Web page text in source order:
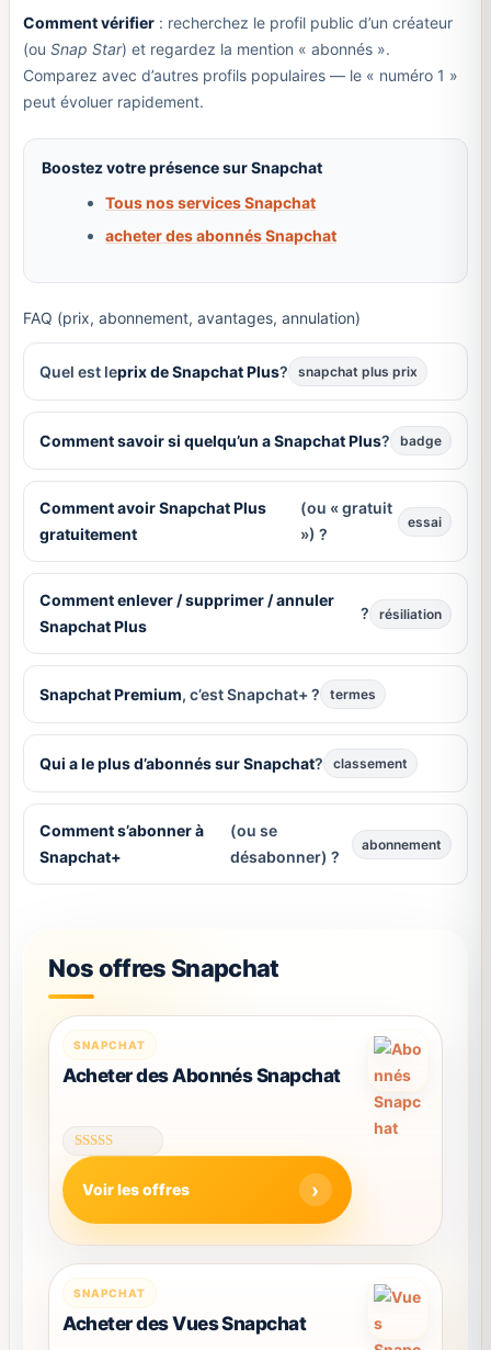
Comment vérifier: recherchez le profil public d’un créateur
(ou Snap Star) et regardez la mention « abonnés ».
Comparez avec d’autres profils populaires — le « numéro 1 »
peut évoluer rapidement.
Boostez votre présence sur Snapchat
Tous nos services Snapchat
acheter des abonnés Snapchat
FAQ (prix, abonnement, avantages, annulation)
Quel est leprix de Snapchat Plus? snapchat plus prix
Comment savoir si quelqu’un a Snapchat Plus? badge
Comment avoir Snapchat Plus
gratuitement
(ou « gratuit
») ?
essai
Comment enlever / supprimer / annuler
Snapchat Plus
? résiliation
Snapchat Premium, c’est Snapchat+ ? termes
Qui a le plus d’abonnés sur Snapchat? classement
Comment s’abonner à
Snapchat+
(ou se
désabonner) ?
abonnement
Nos offres Snapchat
SNAPCHAT
Acheter des Abonnés Snapchat
Note
sur 5
Voir les offres
Ce
produit
variations.
Les
options
peuvent
choisies
sur
la
SNAPCHAT
Acheter des Vues Snapchat
Ce
produit